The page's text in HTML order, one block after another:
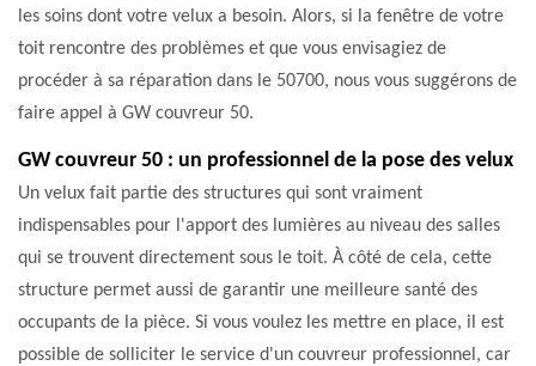
les soins dont votre velux a besoin. Alors, si la fenêtre de votre
toit rencontre des problèmes et que vous envisagiez de
procéder à sa réparation dans le 50700, nous vous suggérons de
faire appel à GW couvreur 50.
GW couvreur 50 : un professionnel de la pose des velux
Un velux fait partie des structures qui sont vraiment
indispensables pour l'apport des lumières au niveau des salles
qui se trouvent directement sous le toit. À côté de cela, cette
structure permet aussi de garantir une meilleure santé des
occupants de la pièce. Si vous voulez les mettre en place, il est
possible de solliciter le service d'un couvreur professionnel, car